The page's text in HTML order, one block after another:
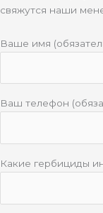
свяжутся наши
Ваше имя
Ваш телефон
Какие гербициды